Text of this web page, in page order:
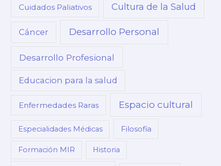
Cuidados Paliativos Cultura de la Salud
Cáncer Desarrollo Personal
Desarrollo Profesional
Educacion para la salud
Enfermedades Raras Espacio cultural
Especialidades Médicas Filosofía
Formación MIR Historia